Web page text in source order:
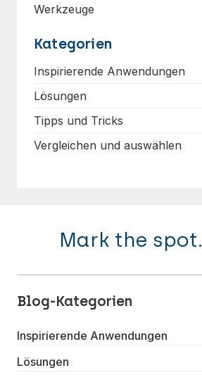
Werkzeuge
Kategorien
Inspirierende Anwendungen
Lösungen
Tipps und Tricks
Vergleichen und auswählen
Mark the spot.
Blog-Kategorien
Inspirierende Anwendungen
Lösungen